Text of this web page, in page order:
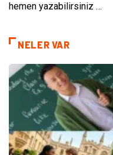
hemen yazabilirsiniz …
NELER VAR